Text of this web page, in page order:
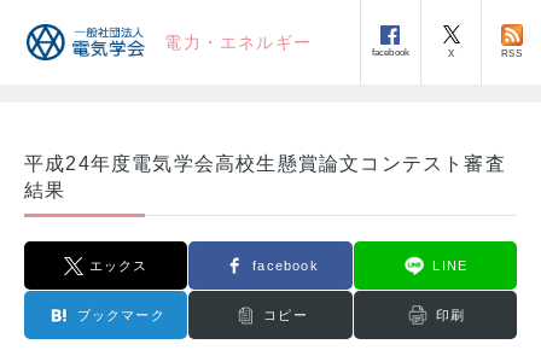
電力・エネルギー
facebook X RSS
平成24年度電気学会高校生懸賞論文コンテスト審査
結果
エックス facebook LINE
ブックマーク コピー 印刷